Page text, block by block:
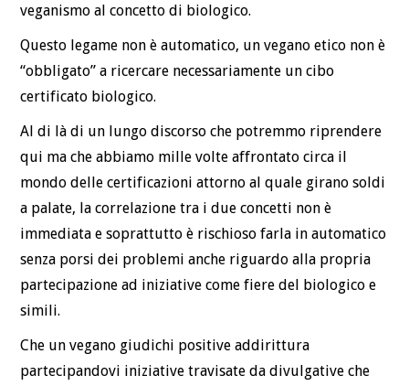
veganismo al concetto di biologico.
Questo legame non è automatico, un vegano etico non è
“obbligato” a ricercare necessariamente un cibo
certificato biologico.
Al di là di un lungo discorso che potremmo riprendere
qui ma che abbiamo mille volte affrontato circa il
mondo delle certificazioni attorno al quale girano soldi
a palate, la correlazione tra i due concetti non è
immediata e soprattutto è rischioso farla in automatico
senza porsi dei problemi anche riguardo alla propria
partecipazione ad iniziative come fiere del biologico e
simili.
Che un vegano giudichi positive addirittura
partecipandovi iniziative travisate da divulgative che